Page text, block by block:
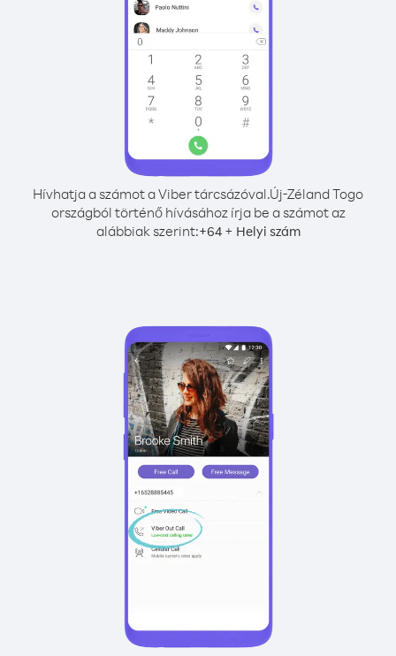
Hívhatja a számot a Viber tárcsázóval.Új-Zéland Togo
országból történő hívásához írja be a számot az
alábbiak szerint:+64+ Helyi szám